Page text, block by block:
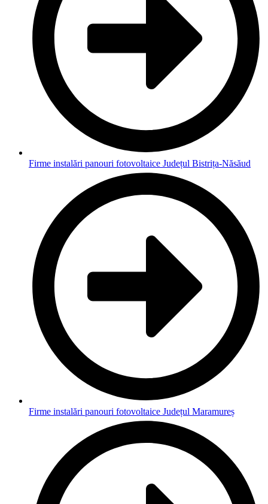
Firme instalări panouri fotovoltaice Județul Bistrița-Năsăud
Firme instalări panouri fotovoltaice Județul Maramureș